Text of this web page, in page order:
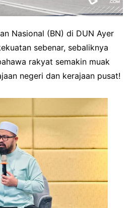
Nasional (BN) di DUN Ayer
sebenar, sebaliknya
rakyat semakin muak
negeri dan kerajaan pusat!